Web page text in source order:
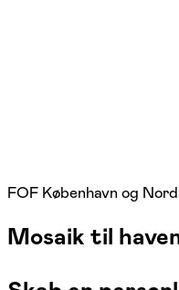
FOF København og
Mosaik til